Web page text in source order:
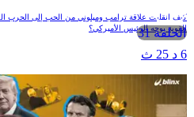
الحلقة 31
كيف انقلبت علاقة ترامب وميلوني من الحب إلى الحرب
القوية بوجه الرئيس الأميركي؟